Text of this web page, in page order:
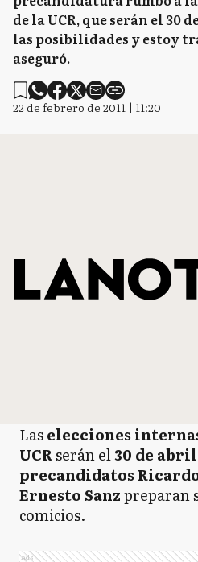
de la UCR, que serán el 30
las posibilidades y estoy
aseguró.
22 de febrero de 2011 | 11:20
Laselecciones
UCRserán el30 de abril
precandidatos
Ernesto Sanzpreparan
comicios.
Ads